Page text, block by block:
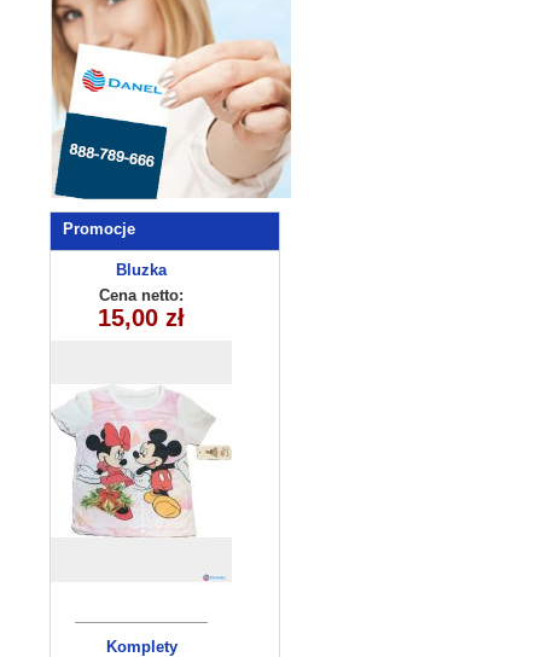
Promocje
Bluzka
dziewczęca
(4-14) 6szt
Cena netto:
15,00 zł
Komplety